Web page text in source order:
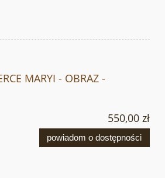
MARYI - OBRAZ -
550,00 zł
powiadom o dostępności